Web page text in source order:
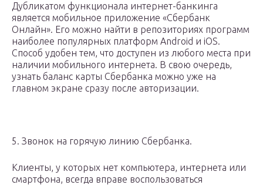
Дубликатом функционала интернет-банкинга
является мобильное приложение «Сбербанк
Онлайн». Его можно найти в репозиториях программ
наиболее популярных платформ Android и iOS.
Способ удобен тем, что доступен из любого места при
наличии мобильного интернета. В свою очередь,
узнать баланс карты Сбербанка можно уже на
главном экране сразу после авторизации.
5. Звонок на горячую линию Сбербанка.
Клиенты, у которых нет компьютера, интернета или
смартфона, всегда вправе воспользоваться